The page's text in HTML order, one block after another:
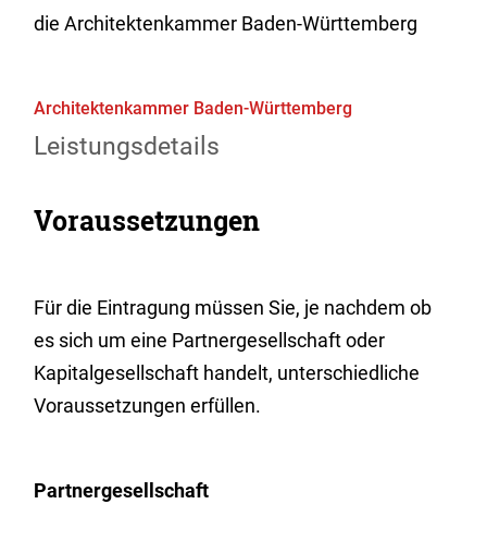
die Architektenkammer Baden-Württemberg
Architektenkammer Baden-Württemberg
Leistungsdetails
Voraussetzungen
Für die Eintragung müssen Sie, je nachdem ob
es sich um eine Partnergesellschaft oder
Kapitalgesellschaft handelt, unterschiedliche
Voraussetzungen erfüllen.
Partnergesellschaft